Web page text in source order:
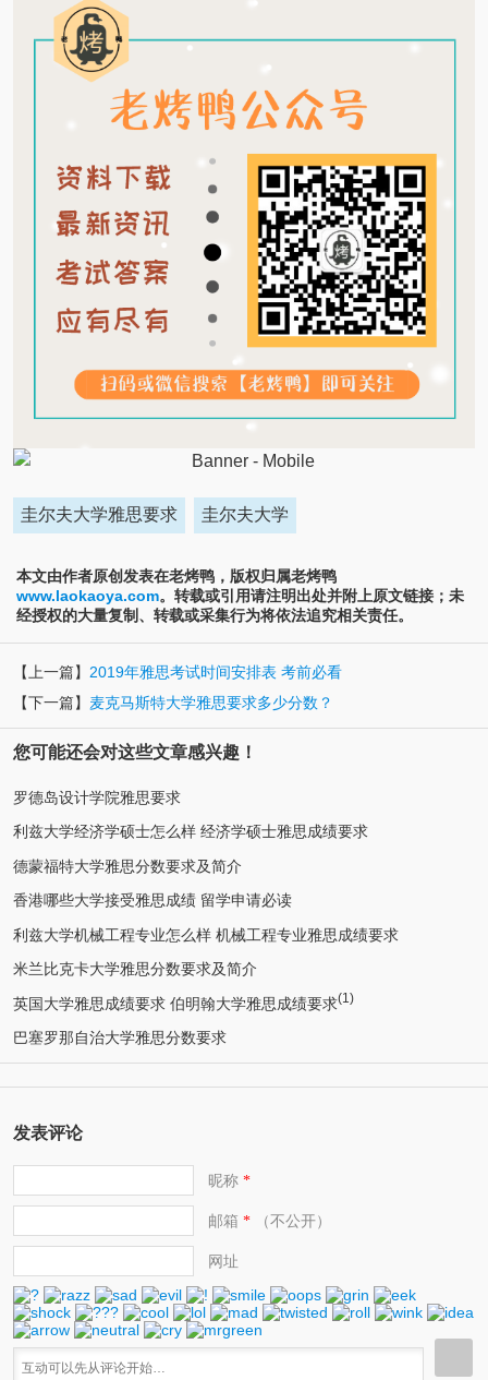
圭尔夫大学雅思要求 圭尔夫大学
本文由作者原创发表在老烤鸭，版权归属老烤鸭
www.laokaoya.com。转载或引用请注明出处并附上原文链接；未
经授权的大量复制、转载或采集行为将依法追究相关责任。
【上一篇】 2019年雅思考试时间安排表 考前必看
【下一篇】 麦克马斯特大学雅思要求多少分数？
您可能还会对这些文章感兴趣！
罗德岛设计学院雅思要求
利兹大学经济学硕士怎么样 经济学硕士雅思成绩要求
德蒙福特大学雅思分数要求及简介
香港哪些大学接受雅思成绩 留学申请必读
利兹大学机械工程专业怎么样 机械工程专业雅思成绩要求
米兰比克卡大学雅思分数要求及简介
英国大学雅思成绩要求 伯明翰大学雅思成绩要求(1)
巴塞罗那自治大学雅思分数要求
发表评论
昵称*
邮箱 *（不公开）
网址